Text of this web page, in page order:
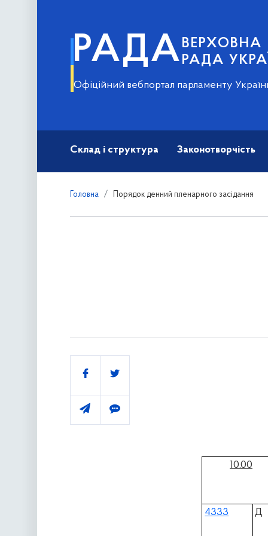
РАДА ВЕРХОВНА
РАДА
Офіційний вебпортал парламенту
Склад і структура Законотворчість
Головна Порядок денний пленарного засідання
10.00
4333 Д
Поділитись